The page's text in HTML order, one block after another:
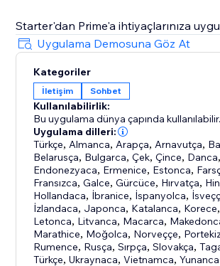
Starter'dan Prime'a ihtiyaçlarınıza
Uygulama Demosuna Göz At
Kategoriler
İletişim Sohbet
Kullanılabilirlik:
Bu uygulama dünya çapında kullanılabilir.
Uygulama dilleri:
Türkçe, Almanca, Arapça, Arnavutça,
Belarusça, Bulgarca,Çek,Çince, Danca,
Endonezyaca, Ermenice, Estonca,
Fransızca,Galce,Gürcüce, Hırvatça,
Hollandaca, İbranice, İspanyolca,
İzlandaca, Japonca, Katalanca, Korece,
Letonca, Litvanca, Macarca,
Marathice, Moğolca, Norveççe,
Rumence, Rusça,Sırpça,Slovakça,
Türkçe,Ukraynaca,Vietnamca,Yunanca